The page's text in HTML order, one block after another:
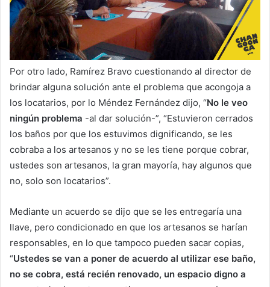
Por otro lado, Ramírez Bravo cuestionando al director de
brindar alguna solución ante el problema que acongoja a
los locatarios, por lo Méndez Fernández dijo, “No le veo
ningún problema -al dar solución-”, “Estuvieron cerrados
los baños por que los estuvimos dignificando, se les
cobraba a los artesanos y no se les tiene porque cobrar,
ustedes son artesanos, la gran mayoría, hay algunos que
no, solo son locatarios”.
Mediante un acuerdo se dijo que se les entregaría una
llave, pero condicionado en que los artesanos se harían
responsables, en lo que tampoco pueden sacar copias,
“Ustedes se van a poner de acuerdo al utilizar ese baño,
no se cobra, está recién renovado, un espacio digno a